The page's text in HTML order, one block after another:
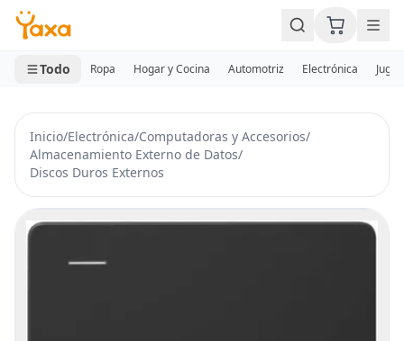
MINI CARRITO
0 productos
Todo Ropa Hogar y Cocina Automotriz Electrónica
Inicio/Electrónica/Computadoras y Accesorios/
Almacenamiento Externo de Datos/
Discos Duros Externos